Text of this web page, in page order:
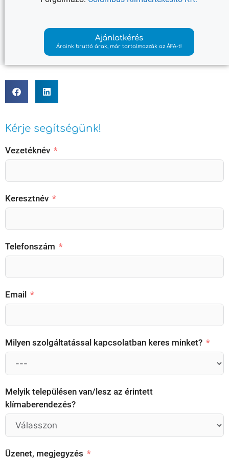
Kérje segítségünk!
Vezetéknév
Keresztnév
Telefonszám
Email
Milyen szolgáltatással kapcsolatban keres minket?
Melyik településen van/lesz az érintett
klímaberendezés?
Üzenet, megjegyzés
Ajánlatkérés
Áraink bruttó árak, már tartalmazzák az ÁFA-t!